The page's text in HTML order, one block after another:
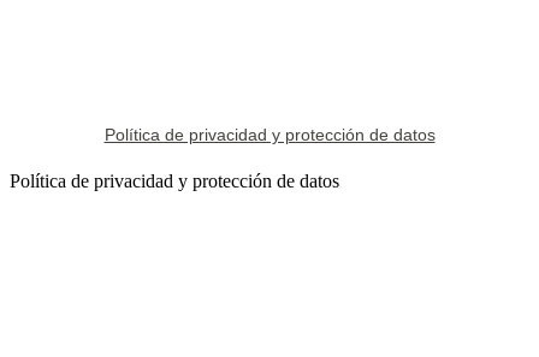
Política de privacidad y protección de datos
Política de privacidad y protección de datos